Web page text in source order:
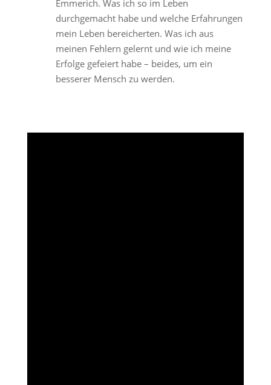
Emmerich. Was ich so im Leben
durchgemacht habe und welche Erfahrungen
mein Leben bereicherten. Was ich aus
meinen Fehlern gelernt und wie ich meine
Erfolge gefeiert habe – beides, um ein
besserer Mensch zu werden.